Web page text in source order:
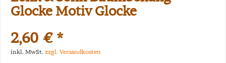
Glocke Motiv Glocke
2,60 € *
inkl. MwSt. zzgl. Versandkosten